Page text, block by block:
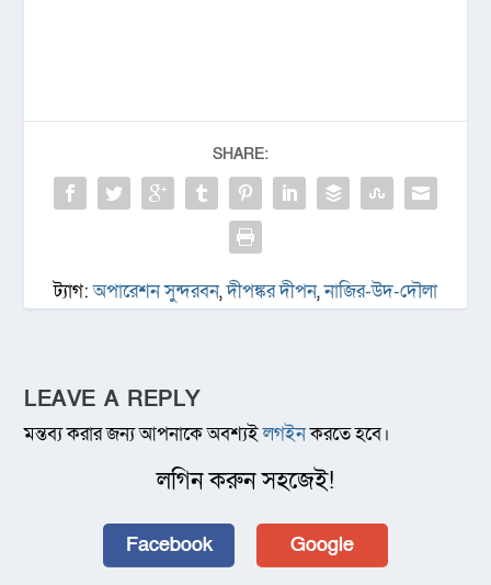
SHARE:
ট্যাগ:অপারেশন সুন্দরবন,দীপঙ্কর দীপন,নাজির-উদ-দৌলা
LEAVE A REPLY
মন্তব্য করার জন্য আপনাকে অবশ্যইলগইনকরতে হবে।
লগিন করুন সহজেই!
Facebook Google